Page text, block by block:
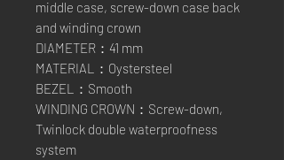
middle case, screw-down case back
and winding crown
DIAMETER：41 mm
MATERIAL：Oystersteel
BEZEL：Smooth
WINDING CROWN：Screw-down,
Twinlock double waterproofness
system